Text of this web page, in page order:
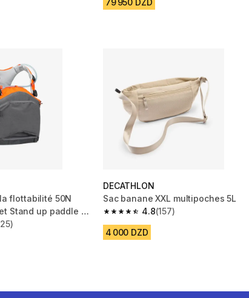
79 950 DZD
flottabilité 50N
Stand up paddle à
from 125 reviews
DECATHLON
Sac banane XXL multipoches 5L
4.8
4.8 out of 5 stars from 157 reviews
(157)
4 000 DZD